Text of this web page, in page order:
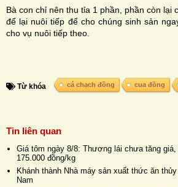
Bà con chỉ nên thu tỉa 1 phần, phần còn lại
để lại nuôi tiếp để cho chúng sinh sản
cho vụ nuôi tiếp theo.
Từ khóa cá chạch đồng cua đồng
Tin liên quan
Giá tôm ngày 8/8: Thương lái chưa tăng
175.000 đồng/kg
Khánh thành Nhà máy sản xuất thức ăn
Nam